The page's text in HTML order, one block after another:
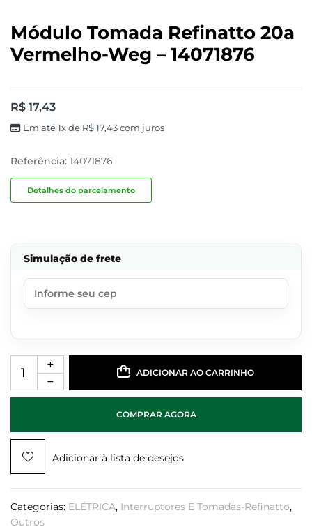
Módulo Tomada Refinatto 20a
Vermelho-Weg – 14071876
R$ 17,43
Em até 1x de R$17,43com juros
Referência: 14071876
Detalhes do parcelamento
Simulação de frete
ADICIONAR AO CARRINHO
COMPRAR AGORA
Adicionar à lista de desejos
Categorias: ELÉTRICA, Interruptores E Tomadas-Refinatto,
Outros